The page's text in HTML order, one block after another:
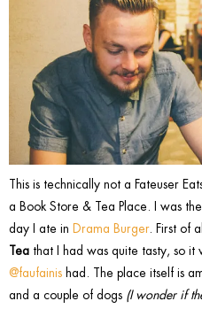
This is technically not a Fateuser
a Book Store & Tea Place. I was
day I ate in
Drama Burger. First of
Tea that I had was quite tasty, so it
@faufainis had. The place itself is
and a couple of dogs (I wonder if